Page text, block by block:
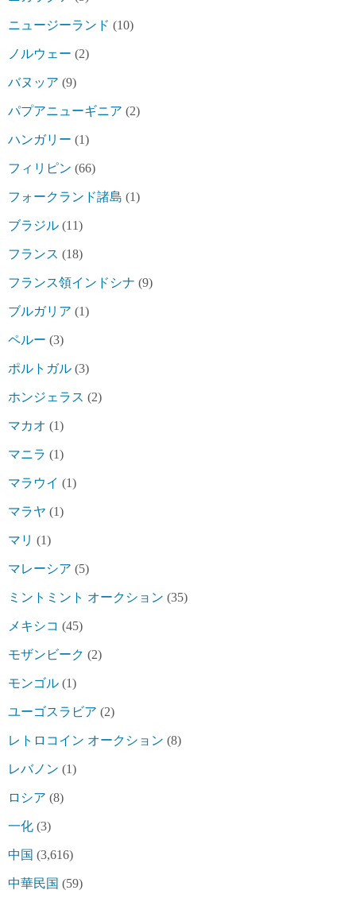
ニュージーランド (10)
ノルウェー (2)
バヌッア (9)
パプアニューギニア (2)
ハンガリー (1)
フィリピン (66)
フォークランド諸島 (1)
ブラジル (11)
フランス (18)
フランス領インドシナ (9)
ブルガリア (1)
ペルー (3)
ポルトガル (3)
ホンジェラス (2)
マカオ (1)
マニラ (1)
マラウイ (1)
マラヤ (1)
マリ (1)
マレーシア (5)
ミントミント オークション (35)
メキシコ (45)
モザンビーク (2)
モンゴル (1)
ユーゴスラビア (2)
レトロコイン オークション (8)
レバノン (1)
ロシア (8)
一化 (3)
中国 (3,616)
中華民国 (59)